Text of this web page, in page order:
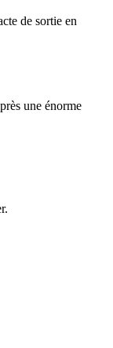
de sortie en
une énorme